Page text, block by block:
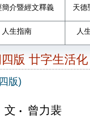
簡介暨經文釋義 天德
人生指南 人
版 廿字生活
版)
文 ‧ 曾力裴